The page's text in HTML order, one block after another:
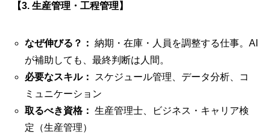
【3. 生産管理・工程管理】
なぜ伸びる？： 納期・在庫・人員を調整する仕事。AI
が補助しても、最終判断は人間。
必要なスキル：
スケジュール管理、データ分析、コ
ミュニケーション
取るべき資格： 生産管理士、ビジネス・キャリア検
定（生産管理）